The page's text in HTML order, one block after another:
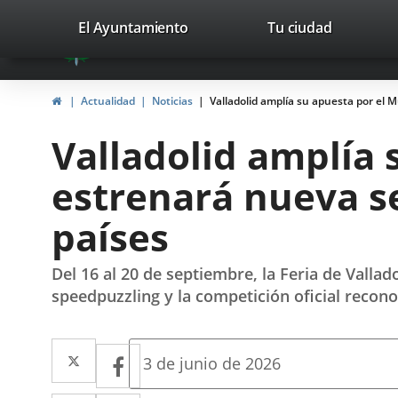
Portal
Web
del
Valladolid
avaTop
valladolid.es
El Ayuntamiento Tu ciudad
InicioActualidad Noticias Valladolid amplía su apuesta por el
Valladolid amplía
estrenará nueva
países
Del 16 al 20 de septiembre, la Feria de
speedpuzzling y la competición oficial
Twitter
Enlace
a
Facebook
Enlace
a
Fecha
3 de junio de 2026